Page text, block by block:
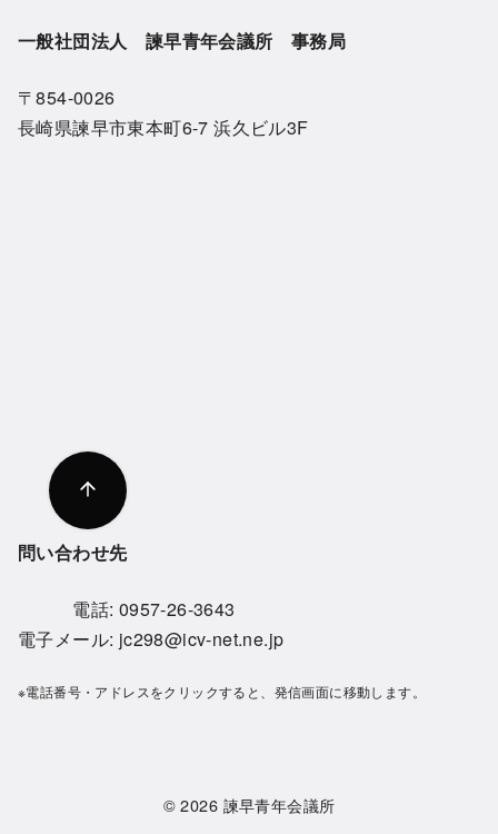
一般社団法人 諫早青年会議所 事務局
〒854-0026
長崎県諫早市東本町6-7 浜久ビル3F
問い合わせ先
電話: 0957-26-3643
電子メール: jc298@icv-net.ne.jp
※電話番号・アドレスをクリックすると、発信画面に移動します。
© 2026 諫早青年会議所